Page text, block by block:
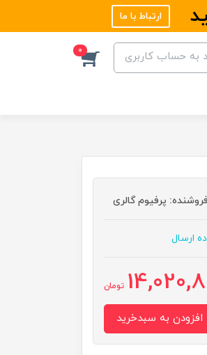
ارتباط با ما
به حساب کاربری 0
فروشنده: پرفیوم گالری
ارسال
تومان